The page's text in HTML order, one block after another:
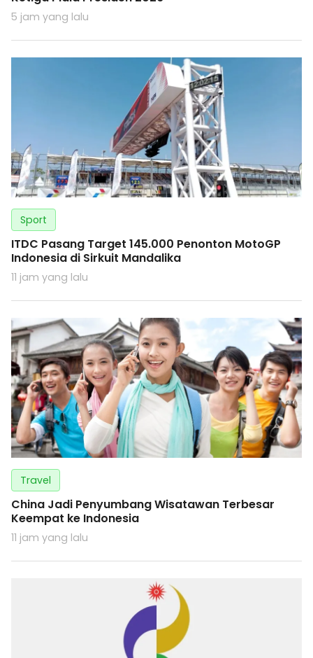
5 jam yang lalu
Sport
ITDC Pasang Target 145.000 Penonton MotoGP
Indonesia di Sirkuit Mandalika
11 jam yang lalu
Travel
China Jadi Penyumbang Wisatawan Terbesar
Keempat ke Indonesia
11 jam yang lalu